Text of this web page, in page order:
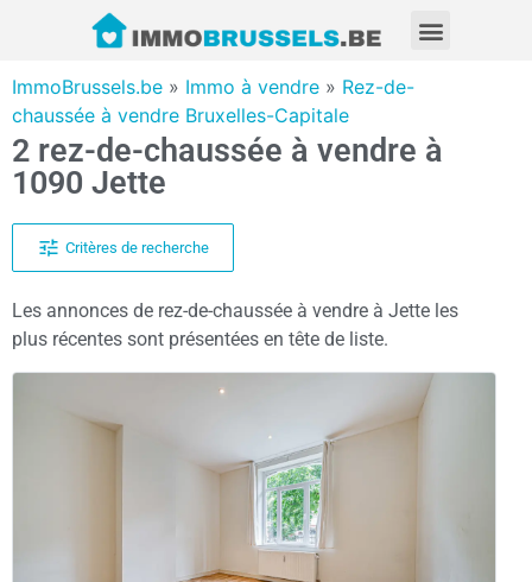
ImmoBrussels.be » Immo à vendre » Rez-de-
chaussée à vendre Bruxelles-Capitale
2 rez-de-chaussée à vendre à
1090 Jette
Critères de recherche
Les annonces de rez-de-chaussée à vendre à Jette les
plus récentes sont présentées en tête de liste.